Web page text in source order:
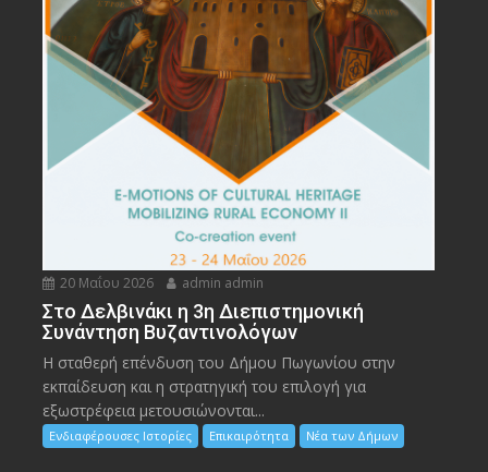
20 Μαΐου 2026 admin admin
Στο Δελβινάκι η 3η Διεπιστημονική
Συνάντηση Βυζαντινολόγων
Η σταθερή επένδυση του Δήμου Πωγωνίου στην
εκπαίδευση και η στρατηγική του επιλογή για
εξωστρέφεια μετουσιώνονται...
Ενδιαφέρουσες Ιστορίες Επικαιρότητα Νέα των Δήμων